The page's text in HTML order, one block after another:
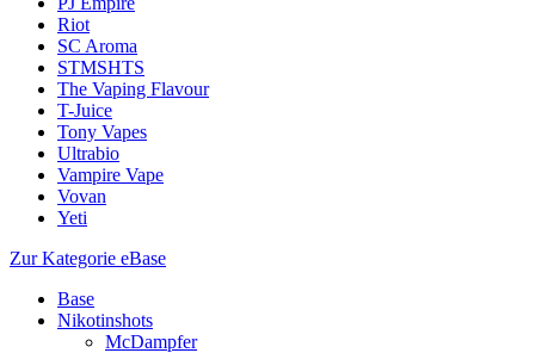
Riot
SC Aroma
STMSHTS
The Vaping Flavour
T-Juice
Tony Vapes
Ultrabio
Vampire Vape
Vovan
Yeti
Zur Kategorie eBase
Base
Nikotinshots
McDampfer